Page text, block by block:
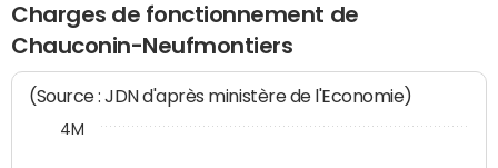
Charges de fonctionnement de
Chauconin-Neufmontiers
(Source : JDN d'après ministère de l'Economie)
4M